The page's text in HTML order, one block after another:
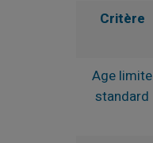
Critère
Age limite
standard